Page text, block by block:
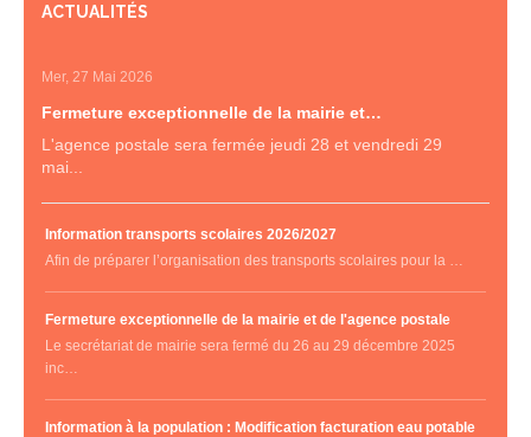
ACTUALITÉS
Mer, 27 Mai 2026
Fermeture exceptionnelle de la mairie et…
L'agence postale sera fermée jeudi 28 et vendredi 29
mai...
Information transports scolaires 2026/2027
Afin de préparer l’organisation des transports scolaires pour la …
Fermeture exceptionnelle de la mairie et de l'agence postale
Le secrétariat de mairie sera fermé du 26 au 29 décembre 2025
inc…
Information à la population : Modification facturation eau potable